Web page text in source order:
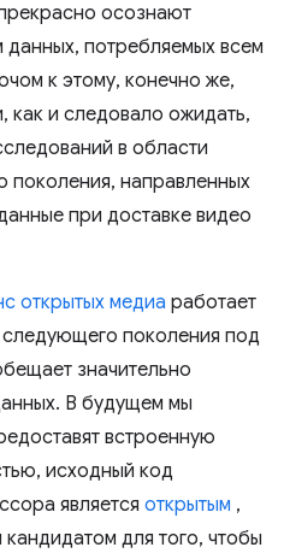
осознают
потребляемых всем
к этому, конечно же,
как и следовало ожидать,
в области
поколения, направленных
при доставке видео
открытых медиа работает
поколения под
значительно
В будущем мы
встроенную
исходный код
является открытым ,
для того, чтобы